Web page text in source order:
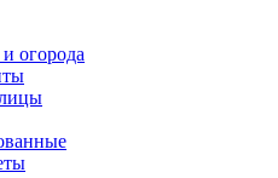
огорода